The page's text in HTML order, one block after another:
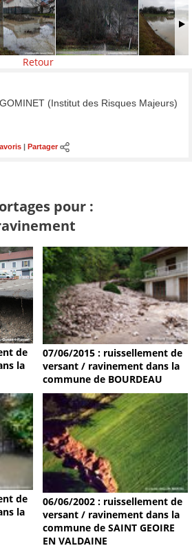
Retour
(Institut des Risques Majeurs)
Partager
pour :
de
la
07/06/2015 : ruissellement de
versant / ravinement dans la
commune de BOURDEAU
de
la
06/06/2002 : ruissellement de
versant / ravinement dans la
commune de SAINT GEOIRE
EN VALDAINE